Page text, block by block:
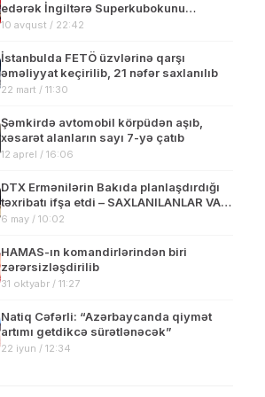
edərək İngiltərə Superkubokunu
qazanıb
10 avqust / 22:42
İstanbulda FETÖ üzvlərinə qarşı
əməliyyat keçirilib, 21 nəfər saxlanılıb
22 mart / 11:30
Şəmkirdə avtomobil körpüdən aşıb,
xəsarət alanların sayı 7-yə çatıb
12 aprel / 16:06
DTX Ermənilərin Bakıda planlaşdırdığı
təxribatı ifşa etdi – SAXLANILANLAR VAR
– VİDEO
6 may / 10:02
HAMAS-ın komandirlərindən biri
zərərsizləşdirilib
31 oktyabr / 11:27
Natiq Cəfərli: “Azərbaycanda qiymət
artımı getdikcə sürətlənəcək”
22 iyun / 12:34